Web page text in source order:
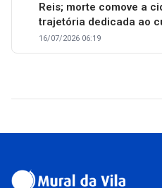
Reis; morte comove a
trajetória dedicada ao
16/07/2026 06:19